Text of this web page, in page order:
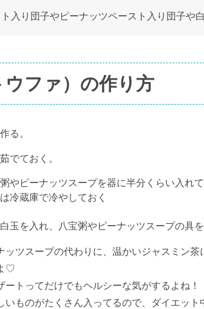
入り団子やピーナッツペースト入り団子や
ウファ）の作り方
る。
でておく。
やピーナッツスープを器に半分くらい入れ
冷蔵庫で冷やしておく
玉を入れ、八宝粥やピーナッツスープの具
ッツスープの代わりに、温かいジャスミン
♡
ートってだけでもヘルシーな気がするよね！
いものがたくさん入ってるので、ダイエット